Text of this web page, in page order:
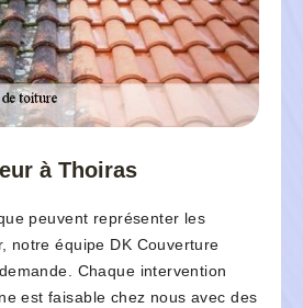
à Thoiras
peuvent représenter les
notre équipe DK Couverture
Chaque intervention
est faisable chez nous avec des